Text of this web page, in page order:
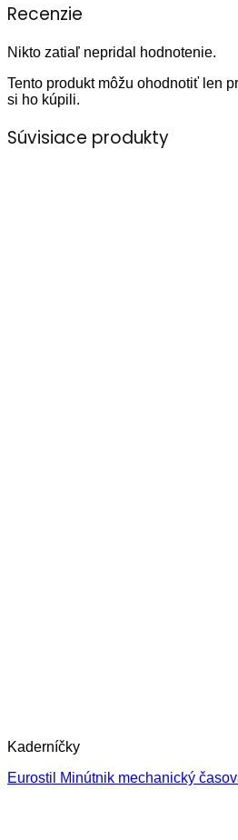
Recenzie
Nikto zatiaľ nepridal hodnotenie.
Tento produkt môžu ohodnotiť len
si ho kúpili.
Súvisiace produkty
Kaderníčky
Eurostil Minútnik mechanický